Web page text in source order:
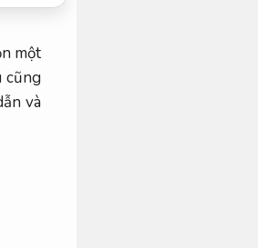
một
cũng
và